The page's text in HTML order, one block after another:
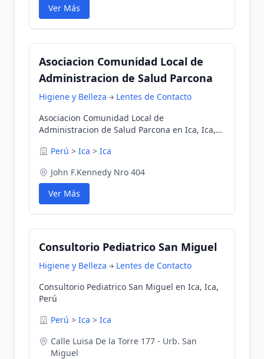
Ver Más
Asociacion Comunidad Local de
Administracion de Salud Parcona
Higiene y Belleza
Lentes de Contacto
Asociacion Comunidad Local de
Administracion de Salud Parcona en Ica, Ica,
Perú > Ica > Ica
John F.Kennedy Nro 404
Ver Más
Consultorio Pediatrico San Miguel
Higiene y Belleza
Lentes de Contacto
Consultorio Pediatrico San Miguel en Ica, Ica,
Perú
Perú > Ica > Ica
Calle Luisa De la Torre 177 - Urb. San
Miguel